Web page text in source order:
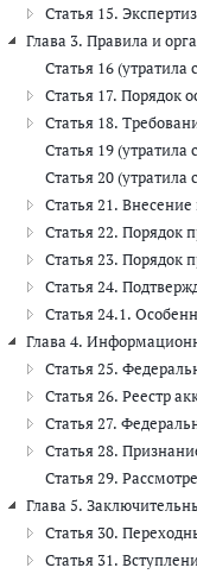
Статья 15.
Глава 3. Правила и
Статья 16 (утратила
Статья 17. Порядок
Статья 18.
Статья 19 (утратила
Статья 20 (утратила
Статья 21.
Статья 22. Порядок
Статья 23. Порядок
Статья 24.
Статья 24.1.
Глава 4.
Статья 25.
Статья 26. Реестр
Статья 27.
Статья 28.
Статья 29.
Глава 5.
Статья 30.
Статья 31.